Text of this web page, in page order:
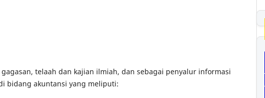
telaah dan kajian ilmiah, dan sebagai penyalur informasi
bidang akuntansi yang meliputi: